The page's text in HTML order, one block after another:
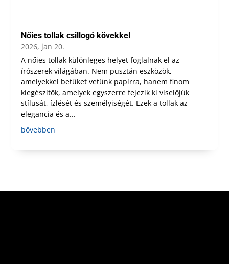
Nőies tollak csillogó kövekkel
2026, jan 20.
A nőies tollak különleges helyet foglalnak el az
írószerek világában. Nem pusztán eszközök,
amelyekkel betűket vetünk papírra, hanem finom
kiegészítők, amelyek egyszerre fejezik ki viselőjük
stílusát, ízlését és személyiségét. Ezek a tollak az
elegancia és a...
bővebben